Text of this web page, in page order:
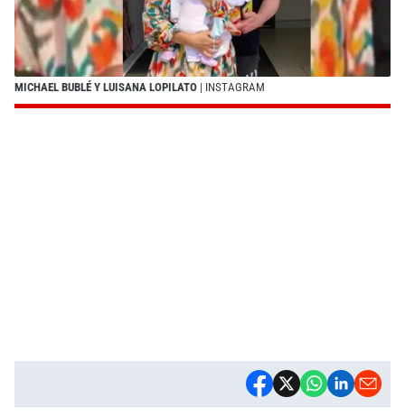
MICHAEL BUBLÉ Y LUISANA LOPILATO | INSTAGRAM